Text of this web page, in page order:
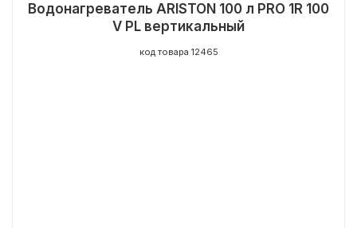
Водонагреватель ARISTON 100 л PRO 1R 100
V PL вертикальный
код товара 12465